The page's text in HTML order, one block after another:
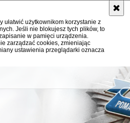
ułatwić użytkownikom korzystanie z
Jeśli nie blokujesz tych plików, to
w pamięci urządzenia.
zarządzać cookies, zmieniając
ustawienia przeglądarki oznacza